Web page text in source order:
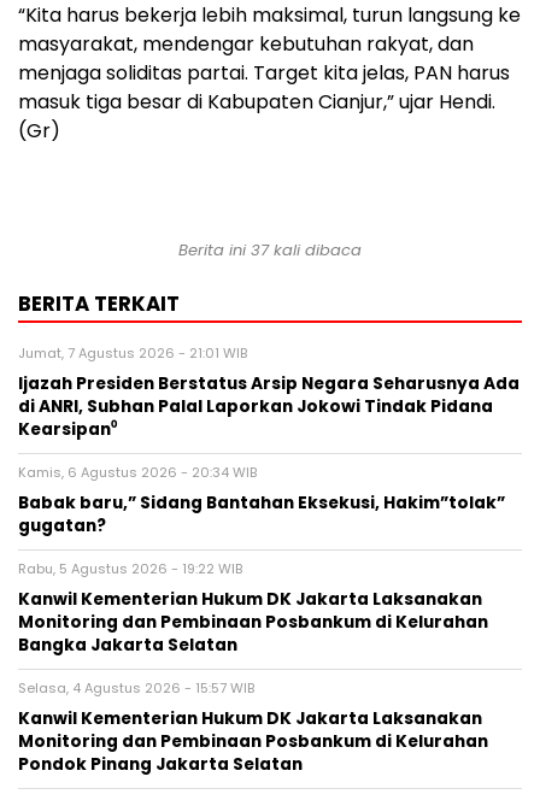
“Kita harus bekerja lebih maksimal, turun langsung ke
masyarakat, mendengar kebutuhan rakyat, dan
menjaga soliditas partai. Target kita jelas, PAN harus
masuk tiga besar di Kabupaten Cianjur,” ujar Hendi.
(Gr)
Berita ini 37 kali dibaca
BERITA TERKAIT
Jumat, 7 Agustus 2026 - 21:01 WIB
Ijazah Presiden Berstatus Arsip Negara Seharusnya Ada
di ANRI, Subhan Palal Laporkan Jokowi Tindak Pidana
Kearsipan⁰
Kamis, 6 Agustus 2026 - 20:34 WIB
Babak baru,” Sidang Bantahan Eksekusi, Hakim”tolak”
gugatan?
Rabu, 5 Agustus 2026 - 19:22 WIB
Kanwil Kementerian Hukum DK Jakarta Laksanakan
Monitoring dan Pembinaan Posbankum di Kelurahan
Bangka Jakarta Selatan
Selasa, 4 Agustus 2026 - 15:57 WIB
Kanwil Kementerian Hukum DK Jakarta Laksanakan
Monitoring dan Pembinaan Posbankum di Kelurahan
Pondok Pinang Jakarta Selatan